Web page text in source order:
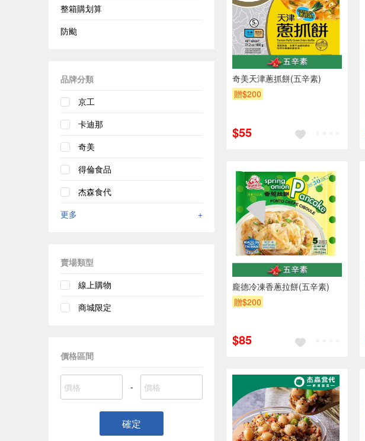
整箱購划算
防颱
品牌分類
京工
卡迪那
奇美
得倫食品
杰森食代
更多
+
賣場類型
線上購物
商城限定
價格區間
-
確定
奇美天津蔥抓餅(五辛素)
贈$200
$55
龐德冷凍香蔥拉餅(五辛素)
贈$200
$85